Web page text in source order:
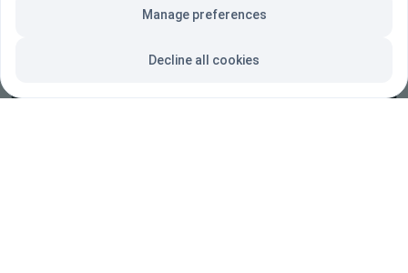
Decline all cookies
Manage preferences